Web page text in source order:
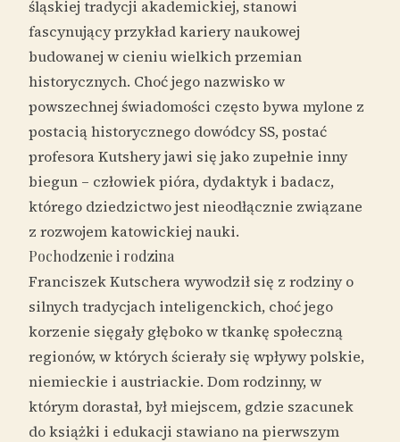
śląskiej tradycji akademickiej, stanowi
fascynujący przykład kariery naukowej
budowanej w cieniu wielkich przemian
historycznych. Choć jego nazwisko w
powszechnej świadomości często bywa mylone z
postacią historycznego dowódcy SS, postać
profesora Kutshery jawi się jako zupełnie inny
biegun – człowiek pióra, dydaktyk i badacz,
którego dziedzictwo jest nieodłącznie związane
z rozwojem katowickiej nauki.
Pochodzenie i rodzina
Franciszek Kutschera wywodził się z rodziny o
silnych tradycjach inteligenckich, choć jego
korzenie sięgały głęboko w tkankę społeczną
regionów, w których ścierały się wpływy polskie,
niemieckie i austriackie. Dom rodzinny, w
którym dorastał, był miejscem, gdzie szacunek
do książki i edukacji stawiano na pierwszym